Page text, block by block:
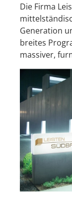
Die Firma
Generation
breites
massiver,